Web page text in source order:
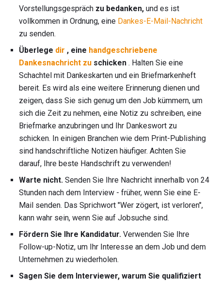
Vorstellungsgespräch zu bedanken, und es ist
vollkommen in Ordnung, eine Dankes-E-Mail-Nachricht
zu senden.
Überlege dir , eine handgeschriebene
Dankesnachricht zu schicken . Halten Sie eine
Schachtel mit Dankeskarten und ein Briefmarkenheft
bereit. Es wird als eine weitere Erinnerung dienen und
zeigen, dass Sie sich genug um den Job kümmern, um
sich die Zeit zu nehmen, eine Notiz zu schreiben, eine
Briefmarke anzubringen und Ihr Dankeswort zu
schicken. In einigen Branchen wie dem Print-Publishing
sind handschriftliche Notizen häufiger. Achten Sie
darauf, Ihre beste Handschrift zu verwenden!
Warte nicht. Senden Sie Ihre Nachricht innerhalb von 24
Stunden nach dem Interview - früher, wenn Sie eine E-
Mail senden. Das Sprichwort "Wer zögert, ist verloren",
kann wahr sein, wenn Sie auf Jobsuche sind.
Fördern Sie Ihre Kandidatur. Verwenden Sie Ihre
Follow-up-Notiz, um Ihr Interesse an dem Job und dem
Unternehmen zu wiederholen.
Sagen Sie dem Interviewer, warum Sie qualifiziert